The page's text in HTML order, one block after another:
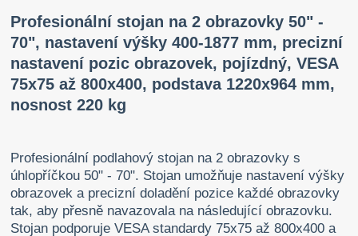
Profesionální stojan na 2 obrazovky 50" -
70", nastavení výšky 400-1877 mm, precizní
nastavení pozic obrazovek, pojízdný, VESA
75x75 až 800x400, podstava 1220x964 mm,
nosnost 220 kg
Profesionální podlahový stojan na 2 obrazovky s
úhlopříčkou 50" - 70". Stojan umožňuje nastavení výšky
obrazovek a precizní doladění pozice každé obrazovky
tak, aby přesně navazovala na následující obrazovku.
Stojan podporuje VESA standardy 75x75 až 800x400 a